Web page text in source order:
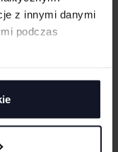
z innymi danymi
podczas
zdobień lub współpracy,